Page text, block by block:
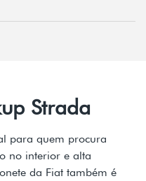
Strada
para quem procura
no interior e alta
da Fiat também é